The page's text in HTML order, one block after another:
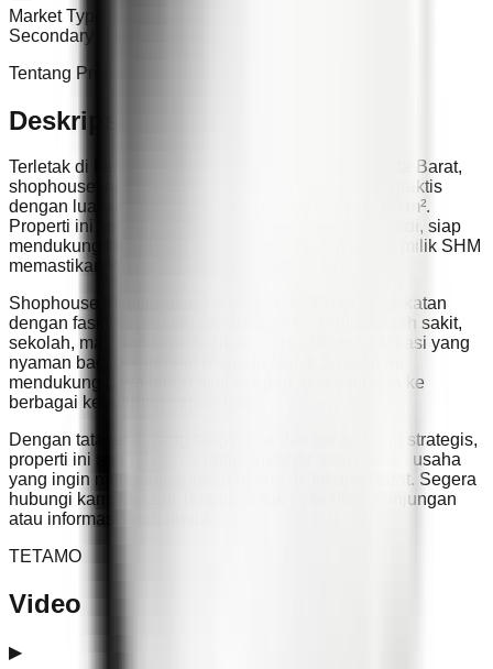
Market Type
Secondary
Tentang Properti
Deskripsi
Terletak di kawasan strategis Duri Kosambi, Jakarta Barat,
shophouse ini menawarkan peluang bisnis yang praktis
dengan luas tanah 200 m² dan luas bangunan 160 m².
Properti ini semi furnished dengan satu kamar mandi, siap
mendukung kebutuhan usaha Anda. Sertifikat hak milik SHM
memastikan kepemilikan yang jelas.
Shophouse ini dilengkapi fasilitas parkir dan berdekatan
dengan fasilitas penting seperti apotek, klinik, rumah sakit,
sekolah, mal, dan supermarket, menjadikannya lokasi yang
nyaman bagi pelanggan maupun staf. Kawasan ini
mendukung gaya hidup aktif dengan akses mudah ke
berbagai kebutuhan sehari-hari.
Dengan tata letak yang fungsional dan lokasi yang strategis,
properti ini sangat cocok untuk investor atau pelaku usaha
yang ingin mengembangkan usaha di Jakarta Barat. Segera
hubungi kami melalui Tetamo untuk jadwalkan kunjungan
atau informasi lebih lanjut.
TETAMO
Video
▶